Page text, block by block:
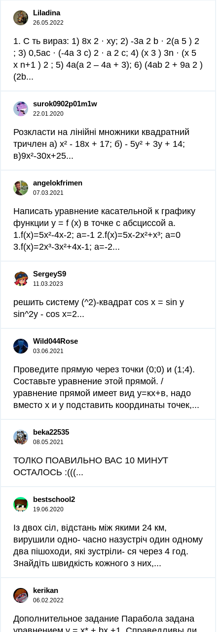
Liladina
26.05.2022
1. С ть вираз: 1) 8х 2 · ху; 2) -3а 2 b · 2(а 5 ) 2
; 3) 0,5ас · (-4а 3 с) 2 · а 2 с; 4) (х 3 ) 3n · (х 5
х n+1 ) 2 ; 5) 4а(а 2 – 4а + 3); 6) (4ab 2 + 9a 2 )
(2b...
surok0902p01m1w
22.01.2020
Розкласти на лінійні множники квадратний
тричлен a) x² - 18x + 17; б) - 5y² + 3y + 14;
в)9x²-30x+25...
angelokfrimen
07.03.2021
Написать уравнение касательной к графику
функции у = f (х) в точке с абсциссой а.
1.f(x)=5x²-4x-2; a=-1 2.f(x)=5x-2x²+x³; a=0
3.f(x)=2x³-3x²+4x-1; a=-2​...
SergeyS9
11.03.2023
решить систему (^2)-квадрат cos x = sin y
sin^2y - cos x=2​...
Wild044Rose
03.06.2021
Проведите прямую через точки (0;0) и (1;4).
Составьте уравнение этой прямой. /
уравнение прямой имеет вид у=кх+в, надо
вместо х и у подставить координаты точек,...
beka22535
08.05.2021
ТОЛКО ПОАВИЛЬНО ВАС 10 МИНУТ
ОСТАЛОСЬ :(((...
bestschool2
19.06.2020
Із двох сіл, відстань між якими 24 км,
вирушили одно- часно назустріч один одному
два пішоходи, які зустріли- ся через 4 год.
Знайдіть швидкість кожного з них,...
kerikan
06.02.2022
Дополнительное задание Парабола задана